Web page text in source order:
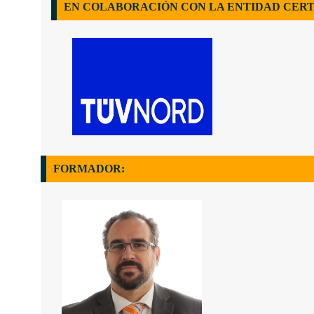
EN COLABORACIÓN CON LA ENTIDAD
FORMADOR: